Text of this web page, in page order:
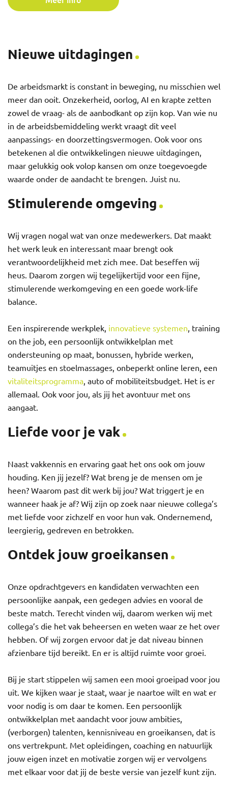
Nieuwe uitdagingen
De arbeidsmarkt is constant in beweging, nu misschien wel
meer dan ooit. Onzekerheid, oorlog, AI en krapte zetten
zowel de vraag- als de aanbodkant op zijn kop. Van wie nu
in de arbeidsbemiddeling werkt vraagt dit veel
aanpassings- en doorzettingsvermogen. Ook voor ons
betekenen al die ontwikkelingen nieuwe uitdagingen,
maar gelukkig ook volop kansen om onze toegevoegde
waarde onder de aandacht te brengen. Juist nu.
Stimulerende omgeving
Wij vragen nogal wat van onze medewerkers. Dat maakt
het werk leuk en interessant maar brengt ook
verantwoordelijkheid met zich mee. Dat beseffen wij
heus. Daarom zorgen wij tegelijkertijd voor een fijne,
stimulerende werkomgeving en een goede work-life
balance.
Een inspirerende werkplek, innovatieve systemen, training
on the job, een persoonlijk ontwikkelplan met
ondersteuning op maat, bonussen, hybride werken,
teamuitjes en stoelmassages, onbeperkt online leren, een
vitaliteitsprogramma, auto of mobiliteitsbudget. Het is er
allemaal. Ook voor jou, als jij het avontuur met ons
aangaat.
Liefde voor je vak
Naast vakkennis en ervaring gaat het ons ook om jouw
houding. Ken jij jezelf? Wat breng je de mensen om je
heen? Waarom past dit werk bij jou? Wat triggert je en
wanneer haak je af? Wij zijn op zoek naar nieuwe collega’s
met liefde voor zichzelf en voor hun vak. Ondernemend,
leergierig, gedreven en betrokken.
Ontdek jouw groeikansen
Onze opdrachtgevers en kandidaten verwachten een
persoonlijke aanpak, een gedegen advies en vooral de
beste match. Terecht vinden wij, daarom werken wij met
collega’s die het vak beheersen en weten waar ze het over
hebben. Of wij zorgen ervoor dat je dat niveau binnen
afzienbare tijd bereikt. En er is altijd ruimte voor groei.
Bij je start stippelen wij samen een mooi groeipad voor jou
uit. We kijken waar je staat, waar je naartoe wilt en wat er
voor nodig is om daar te komen. Een persoonlijk
ontwikkelplan met aandacht voor jouw ambities,
(verborgen) talenten, kennisniveau en groeikansen, dat is
ons vertrekpunt. Met opleidingen, coaching en natuurlijk
jouw eigen inzet en motivatie zorgen wij er vervolgens
met elkaar voor dat jij de beste versie van jezelf kunt zijn.